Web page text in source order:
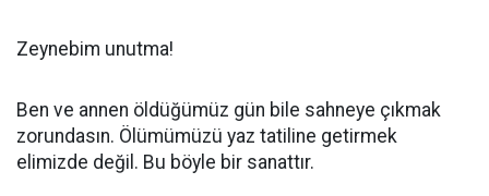
Zeynebim unutma!
Ben ve annen öldüğümüz gün bile sahneye çıkmak
zorundasın. Ölümümüzü yaz tatiline getirmek
elimizde değil. Bu böyle bir sanattır.